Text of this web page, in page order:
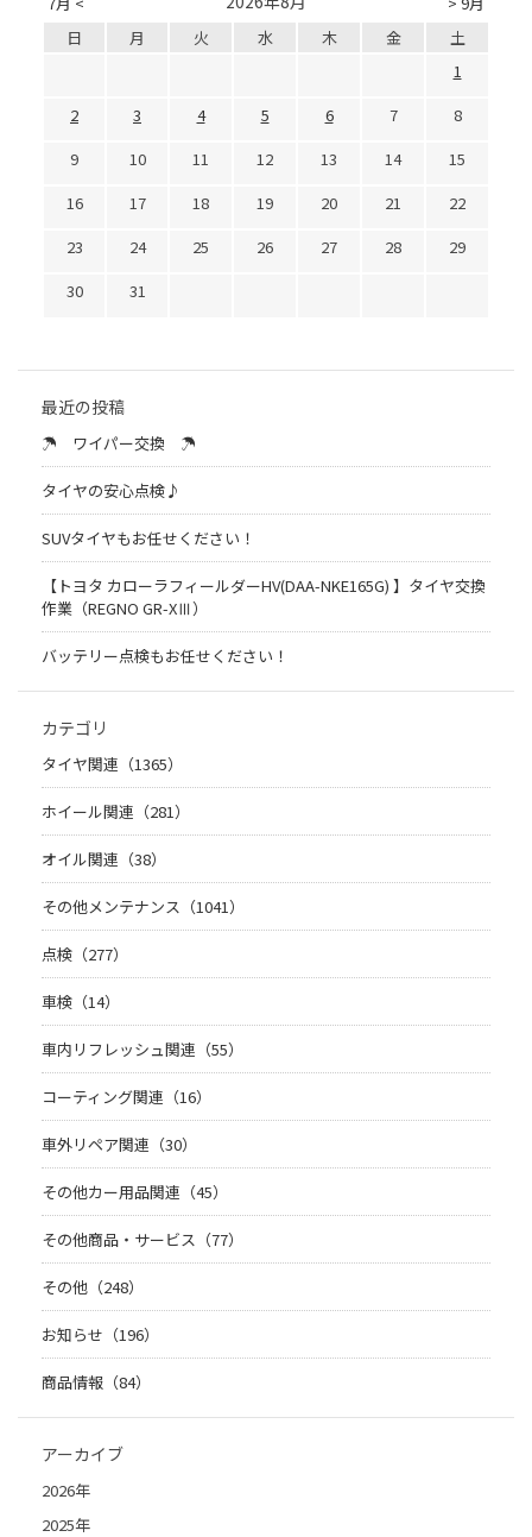
日 月 火 水 木 金
土
1
2
3 4 5 6 7
8
9
10 11 12 13 14
15
16
17 18 19 20 21
22
23
24 25 26 27 28
29
30
31
最近の投稿
☂ ワイパー交換 ☂
タイヤの安心点検♪
SUVタイヤもお任せください！
【トヨタ カローラフィールダーHV(DAA-NKE165G) 】タイヤ交換
作業（REGNO GR-XⅢ）
バッテリー点検もお任せください！
カテゴリ
タイヤ関連（1365）
ホイール関連（281）
オイル関連（38）
その他メンテナンス（1041）
点検（277）
車検（14）
車内リフレッシュ関連（55）
コーティング関連（16）
車外リペア関連（30）
その他カー用品関連（45）
その他商品・サービス（77）
その他（248）
お知らせ（196）
商品情報（84）
アーカイブ
2026年
2025年